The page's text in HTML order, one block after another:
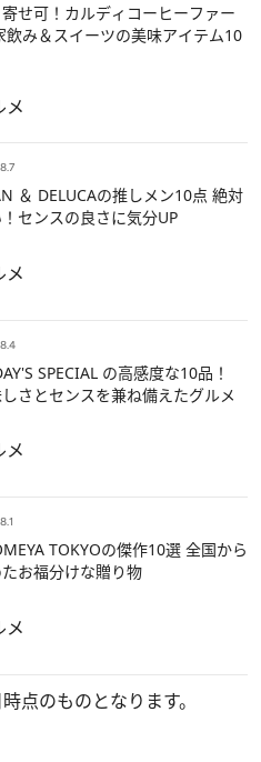
せ可！カルディコーヒーファー
メ
＆ DELUCAの推しメン10点 絶対
センスの良さに気分UP
メ
SPECIAL の高感度な10品！
さとセンスを兼ね備えたグルメ
メ
TOKYOの傑作10選 全国から
お福分けな贈り物
メ
点のものとなります。